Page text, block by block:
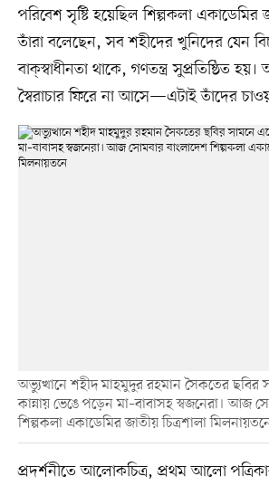
পরিবেশ সৃষ্টি হয়েছিল শিল্পকলা একাডেমির
তাঁরা বলেছেন, সব শহীদের খুনিদের যেন
বাক্‌স্বাধীনতা থাকে, গণতন্ত্র সুপ্রতিষ্ঠিত
স্বৈরাচার ফিরে না আসে—এটাই তাঁদের
অভ্যুত্থানে শহীদ মাহমুদুর রহমান সৈকতের ছবির
কান্নায় ভেঙে পড়েন মা–বাবাসহ স্বজনেরা। আজ
শিল্পকলা একাডেমির জাতীয় চিত্রশালা
প্রদর্শনীতে আলোকচিত্র, প্রথম আলো